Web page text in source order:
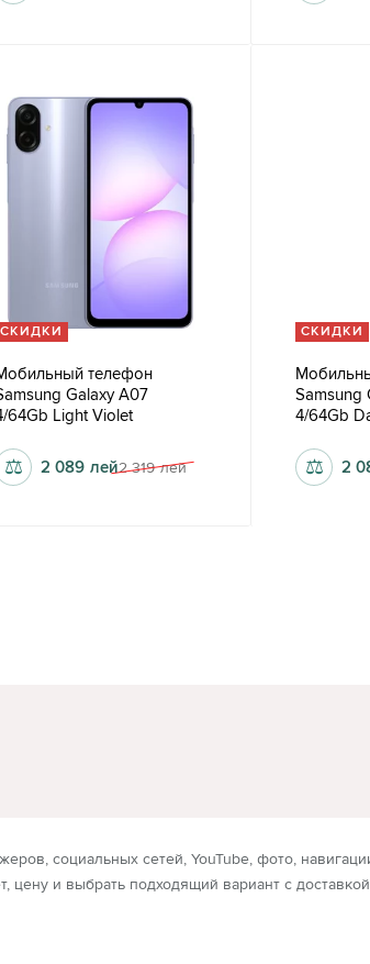
СКИДКИ
телефон
Galaxy A07
64Gb Light Violet
2 319 лей
2 089 лей
⚖
СКИДКИ
Samsung
4/64Gb
2
⚖
социальных сетей, YouTube, фото,
цену и выбрать подходящий вариант с